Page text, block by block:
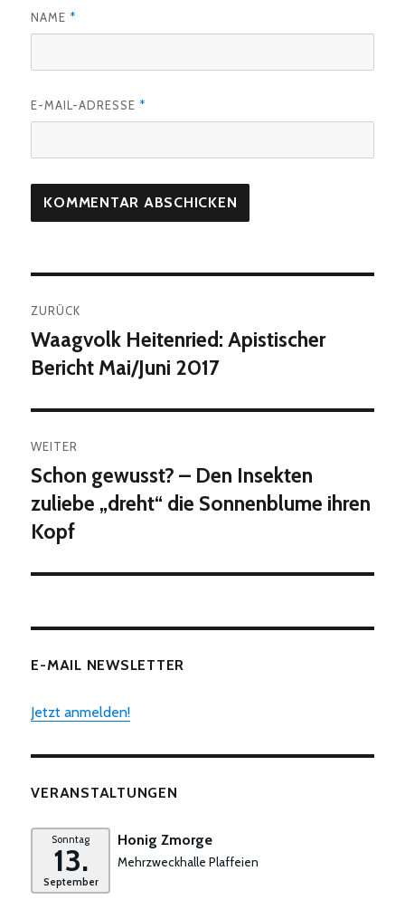
NAME *
E-MAIL-ADRESSE *
ZURÜCK
Vorheriger
Beitrag:
Waagvolk Heitenried: Apistischer
Bericht Mai/Juni 2017
WEITER
Nächster
Beitrag:
Schon gewusst? – Den Insekten
zuliebe „dreht“ die Sonnenblume ihren
Kopf
E-MAIL NEWSLETTER
Jetzt anmelden!
VERANSTALTUNGEN
Sonntag
13.
September
Honig Zmorge
Mehrzweckhalle Plaffeien